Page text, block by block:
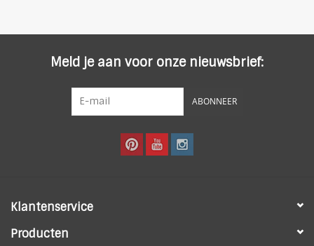
Meld je aan voor onze nieuwsbrief:
ABONNEER
Klantenservice
Producten